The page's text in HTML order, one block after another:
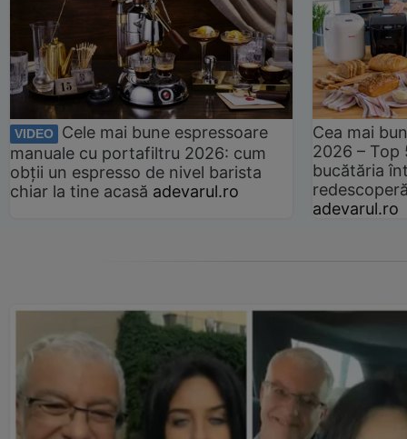
VIDEO
Cele mai bune espressoare
manuale cu portafiltru 2026: cum
obții un espresso de nivel barista
chiar la tine acasă adevarul.ro
Cea mai
2026 –
bucătăria
adevarul.ro